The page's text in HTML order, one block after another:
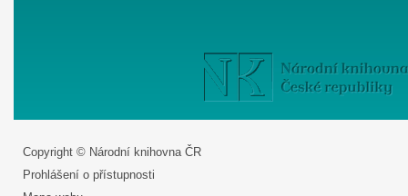
Copyright © Národní knihovna ČR
Prohlášení o přístupnosti